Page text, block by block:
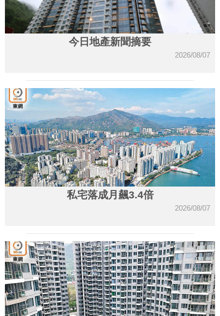
今日地產新聞摘要
2026/08/07
私宅落成月飆3.4倍
2026/08/07